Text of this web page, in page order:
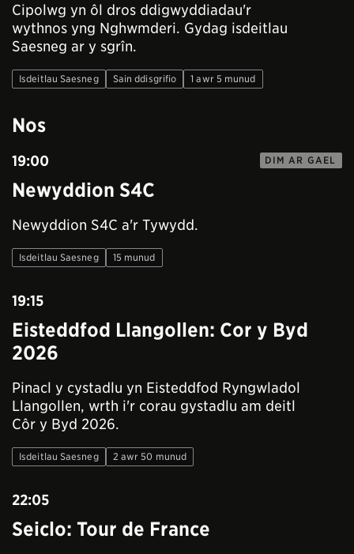
Cipolwg yn ôl dros ddigwyddiadau'r
wythnos yng Nghwmderi. Gydag isdeitlau
Saesneg ar y sgrîn.
Isdeitlau Saesneg Sain ddisgrifio 1 awr 5 munud
Nos
19:00 DIM AR GAEL
Newyddion S4C
Newyddion S4C a'r Tywydd.
Isdeitlau Saesneg 15 munud
19:15
Eisteddfod Llangollen: Cor y Byd
2026
Pinacl y cystadlu yn Eisteddfod Ryngwladol
Llangollen, wrth i'r corau gystadlu am deitl
Côr y Byd 2026.
Isdeitlau Saesneg 2 awr 50 munud
22:05
Seiclo: Tour de France